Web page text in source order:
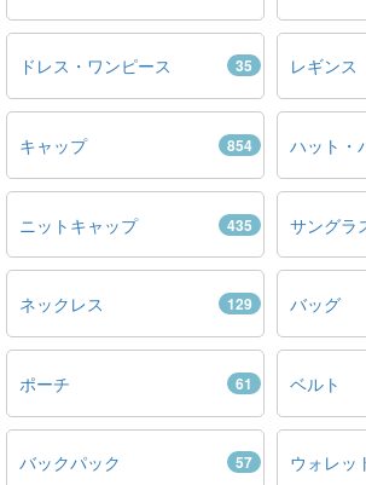
ドレス・ワンピース 35 レギンス
キャップ 854 ハット・
ニットキャップ 435 サングラ
ネックレス 129 バッグ
ポーチ 61 ベルト
バックパック 57 ウォレッ